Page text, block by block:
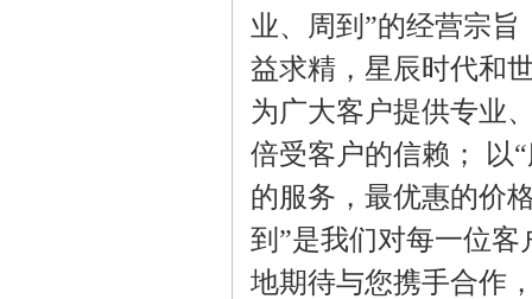
业、周到”的经营宗
益求精，星辰时代和
为广大客户提供专业
倍受客户的信赖； 以
的服务，最优惠的价
到”是我们对每一位
地期待与您携手合作